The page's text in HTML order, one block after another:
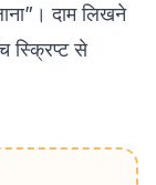
दाम लिखने
स्क्रिप्ट से